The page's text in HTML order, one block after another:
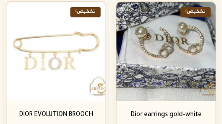
تخفيض!
Dior earrings gold-white
تخفيض!
DIOR EVOLUTION BROOCH